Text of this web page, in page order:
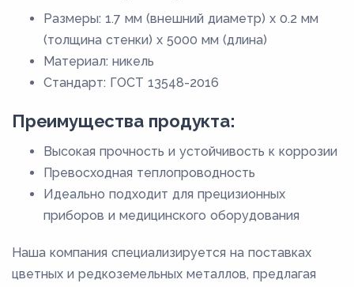
Размеры: 1.7 мм (внешний диаметр) х 0.2 мм
(толщина стенки) x 5000 мм (длина)
Материал: никель
Стандарт: ГОСТ 13548-2016
Преимущества продукта:
Высокая прочность и устойчивость к коррозии
Превосходная теплопроводность
Идеально подходит для прецизионных
приборов и медицинского оборудования
Наша компания специализируется на поставках
цветных и редкоземельных металлов, предлагая